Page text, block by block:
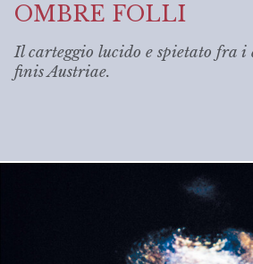
OMBRE FOLLI
Il carteggio lucido e spietato fra i
finis Austriae.